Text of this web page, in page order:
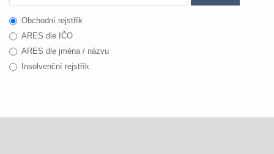
Obchodní rejstřík
ARES dle IČO
ARES dle jména / názvu
Insolvenční rejstřík